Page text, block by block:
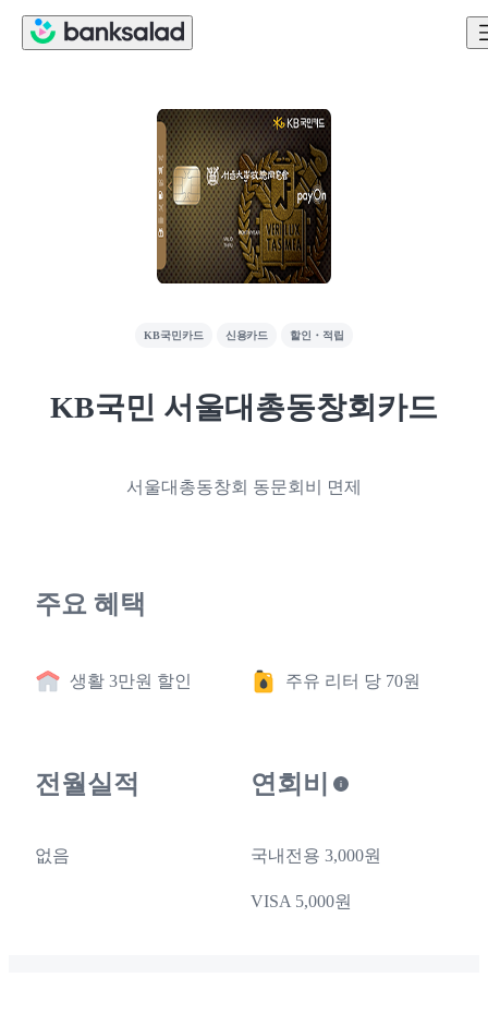
KB국민카드 신용카드 할인・적립
KB국민 서울대총동창회카드
서울대총동창회 동문회비 면제
주요 혜택
생활 3만원 할인 주유 리터 당 70원
전월실적
없음
연회비
국내전용 3,000원
VISA 5,000원